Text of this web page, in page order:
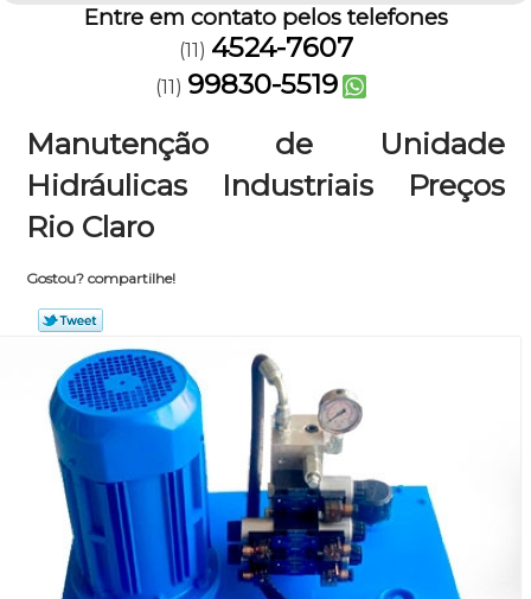
Entre em contato pelos telefones
(11) 4524-7607
(11) 99830-5519
Manutenção de Unidade
Hidráulicas Industriais Preços
Rio Claro
Gostou? compartilhe!